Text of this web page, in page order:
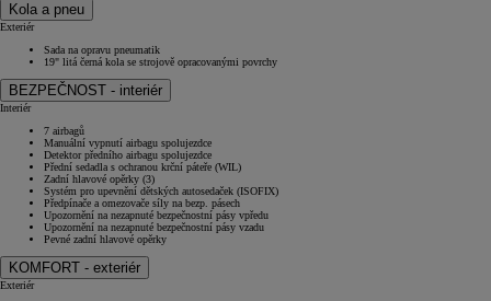
Kola a pneu
Exteriér
Sada na opravu pneumatik
19" litá černá kola se strojově opracovanými povrchy
BEZPEČNOST - interiér
Interiér
7 airbagů
Manuální vypnutí airbagu spolujezdce
Detektor předního airbagu spolujezdce
Přední sedadla s ochranou krční páteře (WIL)
Zadní hlavové opěrky (3)
Systém pro upevnění dětských autosedaček (ISOFIX)
Předpínače a omezovače síly na bezp. pásech
Upozornění na nezapnuté bezpečnostní pásy vpředu
Upozornění na nezapnuté bezpečnostní pásy vzadu
Pevné zadní hlavové opěrky
KOMFORT - exteriér
Exteriér